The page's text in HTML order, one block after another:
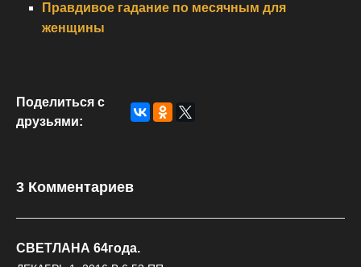
Правдивое гадание по месячным для
женщины
Поделиться с
друзьями:
3 Комментариев
СВЕТЛАНА 64года.